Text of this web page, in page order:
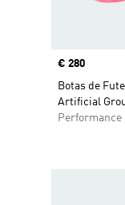
Price
€ 280
Botas de
Artificial
Performance